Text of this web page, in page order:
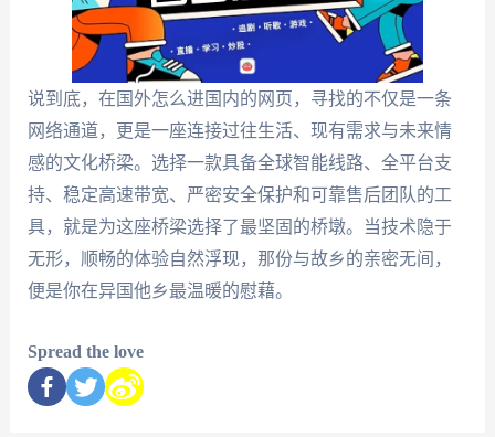
说到底，在国外怎么进国内的网页，寻找的不仅是一条
网络通道，更是一座连接过往生活、现有需求与未来情
感的文化桥梁。选择一款具备全球智能线路、全平台支
持、稳定高速带宽、严密安全保护和可靠售后团队的工
具，就是为这座桥梁选择了最坚固的桥墩。当技术隐于
无形，顺畅的体验自然浮现，那份与故乡的亲密无间，
便是你在异国他乡最温暖的慰藉。
Spread the love